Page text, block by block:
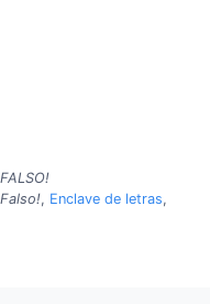
, Enclave de letras,